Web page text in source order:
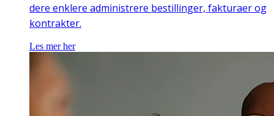
dere enklere administrere bestillinger, fakturaer og
kontrakter.
Les mer her